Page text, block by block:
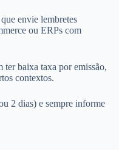
envie lembretes
ou ERPs com
ter baixa taxa por emissão,
contextos.
2 dias) e sempre informe